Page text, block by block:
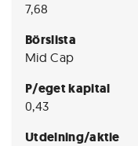
7,68
Börslista
Mid Cap
P/eget kapital
0,43
Utdelning/aktie